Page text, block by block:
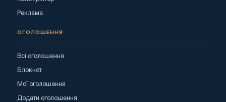
Реклама
ОГОЛОШЕННЯ
Всі оголошення
Блокнот
Мої оголошення
Додати оголошення